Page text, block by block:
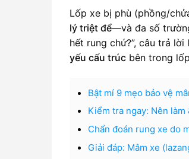
Lốp xe bị phù (phồng/
lý triệt để—và đa số
hết rung chứ?”, câu trả
yếu cấu trúc bên trong
Bật mí 9 mẹo bảo vệ
Kiểm tra ngay: Nên
Chẩn đoán rung xe do
Giải đáp: Mâm xe